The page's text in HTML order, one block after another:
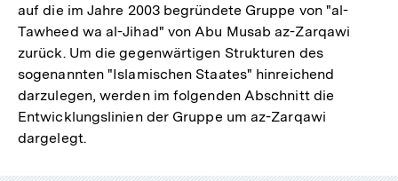
auf die im Jahre 2003 begründete Gruppe von "al-
Tawheed wa al-Jihad" von Abu Musab az-Zarqawi
zurück. Um die gegenwärtigen Strukturen des
sogenannten "Islamischen Staates" hinreichend
darzulegen, werden im folgenden Abschnitt die
Entwicklungslinien der Gruppe um az-Zarqawi
dargelegt.